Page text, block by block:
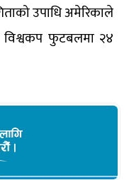
उपाधि अमेरिकाले
विश्वकप फुटबलमा २४